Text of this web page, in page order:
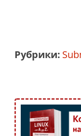
Рубрики: